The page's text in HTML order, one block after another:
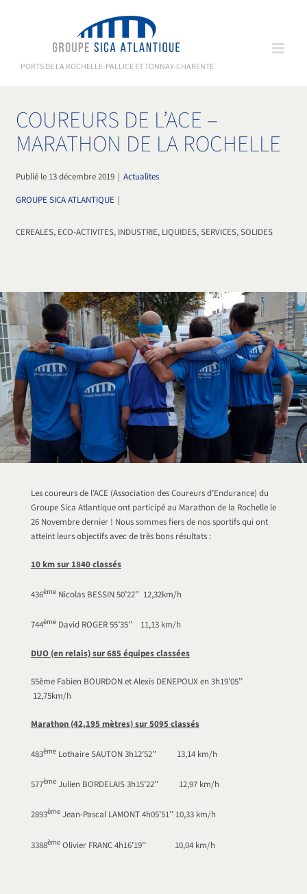
PORTS DE LA ROCHELLE-PALLICE ET TONNAY-CHARENTE
COUREURS DE L’ACE –
MARATHON DE LA ROCHELLE
Publié le 13 décembre 2019 | Actualites
GROUPE SICA ATLANTIQUE |
CEREALES, ECO-ACTIVITES, INDUSTRIE, LIQUIDES, SERVICES, SOLIDES
Les coureurs de l’ACE (Association des Coureurs d’Endurance) du
Groupe Sica Atlantique ont participé au Marathon de la Rochelle le
26 Novembre dernier ! Nous sommes fiers de nos sportifs qui ont
atteint leurs objectifs avec de très bons résultats :
10 km sur 1840 classés
436èmeNicolas BESSIN 50’22’’ 12,32km/h
744èmeDavid ROGER 55’35’’ 11,13 km/h
DUO (en relais) sur 685 équipes classées
55ème Fabien BOURDON et Alexis DENEPOUX en 3h19’05’’
12,75km/h
Marathon (42,195 mètres) sur 5095 classés
483èmeLothaire SAUTON 3h12’52’’ 13,14 km/h
577èmeJulien BORDELAIS 3h15’22’’ 12,97 km/h
2893èmeJean-Pascal LAMONT 4h05’51’’ 10,33 km/h
3388èmeOlivier FRANC 4h16’19’’ 10,04 km/h